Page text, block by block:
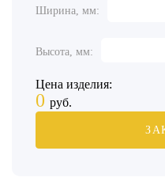
Ширина, мм:
Высота, мм:
Цена изделия:
0 руб.